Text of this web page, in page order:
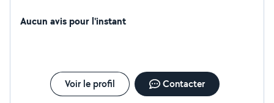
Aucun avis pour l'instant
Voir le profil Contacter